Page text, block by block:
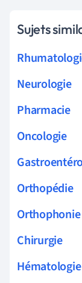
Sujets
Neurologie
Pharmacie
Oncologie
Orthopédie
Orthophonie
Chirurgie
Hématologie